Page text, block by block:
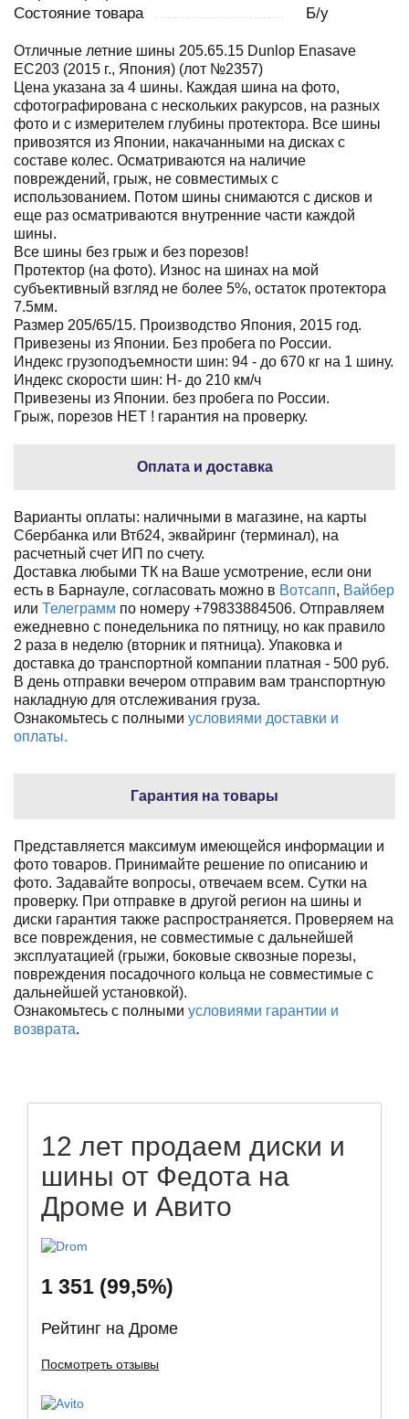
Состояние товара
Б/у
Отличные летние шины 205.65.15 Dunlop Enasave
EC203 (2015 г., Япония) (лот №2357)
Цена указана за 4 шины. Каждая шина на фото,
сфотографирована с нескольких ракурсов, на разных
фото и с измерителем глубины протектора. Все шины
привозятся из Японии, накачанными на дисках с
составе колес. Осматриваются на наличие
повреждений, грыж, не совместимых с
использованием. Потом шины снимаются с дисков и
еще раз осматриваются внутренние части каждой
шины.
Все шины без грыж и без порезов!
Протектор (на фото). Износ на шинах на мой
субъективный взгляд не более 5%, остаток протектора
7.5мм.
Размер 205/65/15. Производство Япония, 2015 год.
Привезены из Японии. Без пробега по России.
Индекс грузоподъемности шин: 94 - до 670 кг на 1 шину.
Индекс скорости шин: H- до 210 км/ч
Привезены из Японии. без пробега по России.
Грыж, порезов НЕТ ! гарантия на проверку.
Оплата и доставка
Варианты оплаты: наличными в магазине, на карты
Сбербанка или Втб24, эквайринг (терминал), на
расчетный счет ИП по счету.
Доставка любыми ТК на Ваше усмотрение, если они
есть в Барнауле, согласовать можно в Вотсапп, Вайбер
или Телеграмм по номеру +79833884506. Отправляем
ежедневно с понедельника по пятницу, но как правило
2 раза в неделю (вторник и пятница). Упаковка и
доставка до транспортной компании платная - 500 руб.
В день отправки вечером отправим вам транспортную
накладную для отслеживания груза.
Ознакомьтесь с полными условиями доставки и
оплаты.
Гарантия на товары
Представляется максимум имеющейся информации и
фото товаров. Принимайте решение по описанию и
фото. Задавайте вопросы, отвечаем всем. Сутки на
проверку. При отправке в другой регион на шины и
диски гарантия также распространяется. Проверяем на
все повреждения, не совместимые с дальнейшей
эксплуатацией (грыжи, боковые сквозные порезы,
повреждения посадочного кольца не совместимые с
дальнейшей установкой).
Ознакомьтесь с полными условиями гарантии и
возврата.
12 лет продаем диски и
шины от Федота на
Дроме и Авито
1 351 (99,5%)
Рейтинг на Дроме
Посмотреть отзывы